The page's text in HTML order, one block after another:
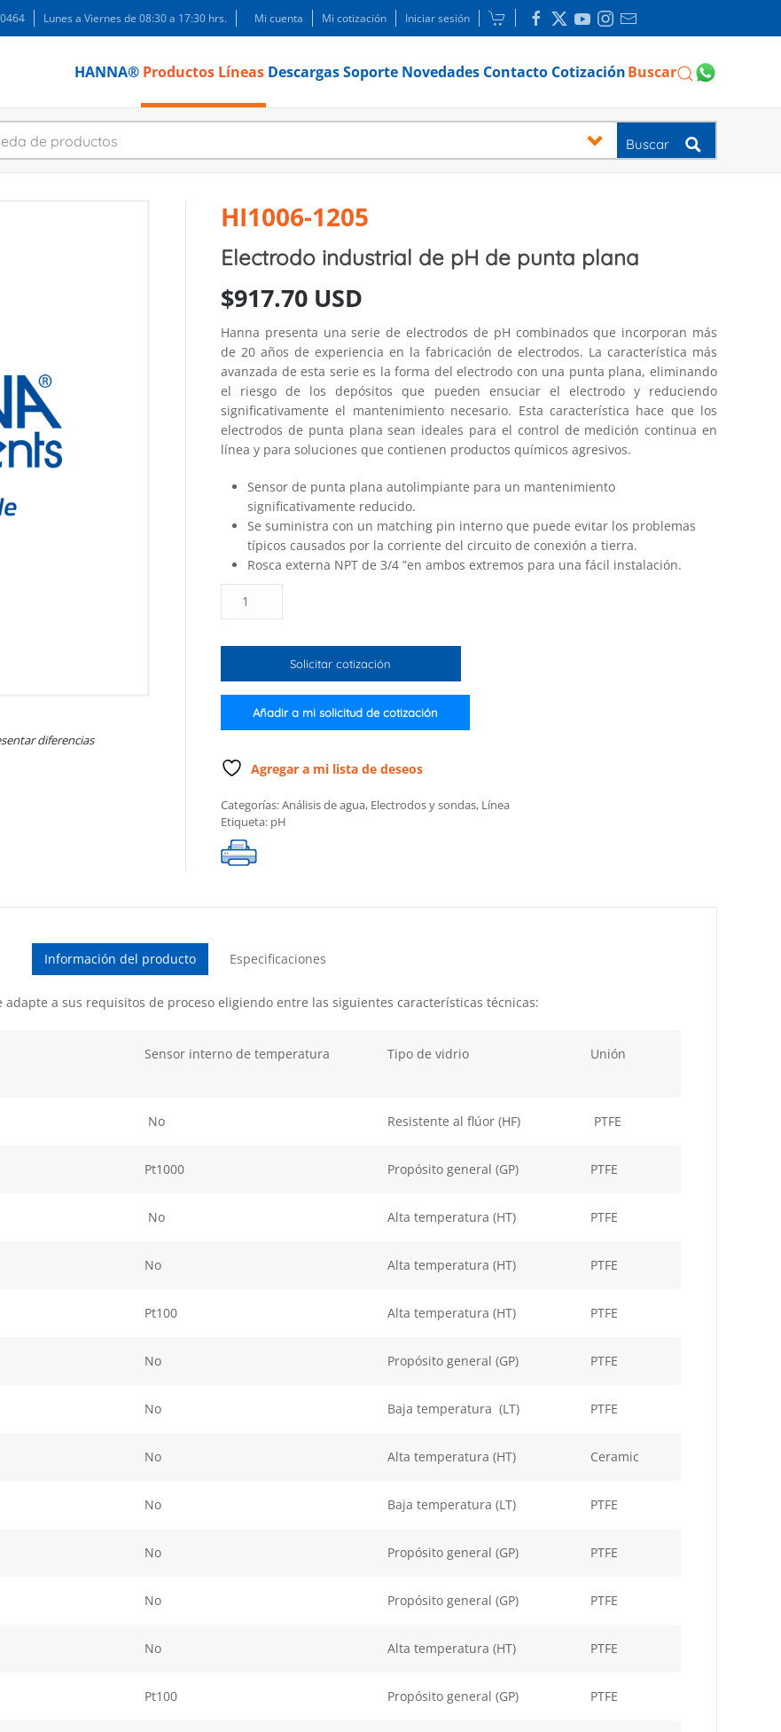
Lunes a Viernes de 08:30 a 17:30 hrs. Mi cuenta Mi cotización Iniciar sesión
HANNA® Productos Líneas DescargasSoporte Novedades Contacto CotizaciónBuscar
Buscar
diferencias
HI1006-1205
Electrodo industrial de pH de punta plana
$917.70 USD
Hanna presenta una serie de electrodos de pH combinados que incorporan más
de 20 años de experiencia en la fabricación de electrodos. La característica más
avanzada de esta serie es la forma del electrodo con una punta plana, eliminando
el riesgo de los depósitos que pueden ensuciar el electrodo y reduciendo
significativamente el mantenimiento necesario. Esta característica hace que los
electrodos de punta plana sean ideales para el control de medición continua en
línea y para soluciones que contienen productos químicos agresivos.
Sensor de punta plana autolimpiante para un mantenimiento
significativamente reducido.
Se suministra con un matching pin interno que puede evitar los problemas
típicos causados ​​por la corriente del circuito de conexión a tierra.
Rosca externa NPT de 3/4 ”en ambos extremos para una fácil instalación.
industrial
pH
cantidad
Solicitar cotización
Añadir a mi solicitud de cotización
Agregar a mi lista de deseos
Categorías:Análisis de agua, Electrodos y sondas, Línea
Etiqueta: pH
Información del producto Especificaciones
a sus requisitos de proceso eligiendo entre las siguientes características técnicas:
Sensor interno de temperatura Tipo de vidrio Unión
No Resistente al flúor (HF) PTFE
Pt1000 Propósito general (GP) PTFE
No Alta temperatura (HT) PTFE
No Alta temperatura (HT) PTFE
Pt100 Alta temperatura (HT) PTFE
No Propósito general (GP) PTFE
No Baja temperatura (LT) PTFE
No Alta temperatura (HT) Ceramic
No Baja temperatura (LT) PTFE
No Propósito general (GP) PTFE
No Propósito general (GP) PTFE
No Alta temperatura (HT) PTFE
Pt100 Propósito general (GP) PTFE